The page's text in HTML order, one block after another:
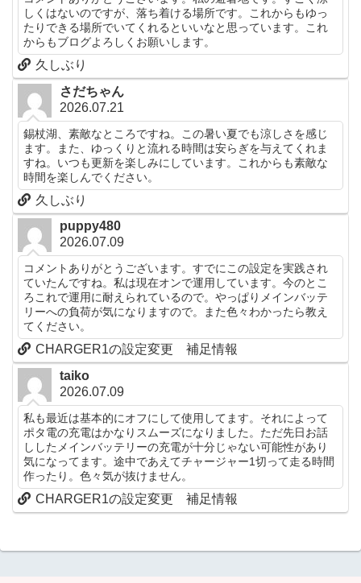
しくはないのですが、落ち着ける場所です。これからもゆっ
たりできる場所でいてくれるといいなと思っています。これ
からもブログよろしくお願いします。
久しぶり
さだちゃん
2026.07.21
錫杖湖、素敵なところですね。この暑い夏でも涼しさを感じ
ます。また、ゆっくりと流れる時間は安らぎを与えてくれま
すね。いつも更新を楽しみにしています。これからも素敵な
時間を楽しんでください。
久しぶり
puppy480
2026.07.09
コメントありがとうございます。すでにこの設定を実践され
ていたんですね。私は現在オンで運用しています。今のとこ
ろこれで運用に耐えられているので。やっぱりメインバッテ
リーへの負荷が気になりますので。また色々わかったら教え
てください。
CHARGER1の設定変更 補足情報
taiko
2026.07.09
私も最近は基本的にオフにして使用してます。それによって
ポタ電の充電はかなりスムーズになりました。ただ先日お話
ししたメインバッテリーの充電が十分じゃない可能性があり
気になってます。途中であえてチャージャー1切って走る時間
作ったり。色々気が抜けません。
CHARGER1の設定変更 補足情報